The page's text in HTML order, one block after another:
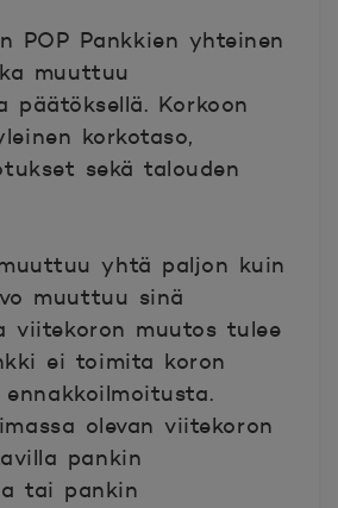
POP Pankkien yhteinen
muuttuu
päätöksellä. Korkoon
korkotaso,
sekä talouden
yhtä paljon kuin
muuttuu sinä
viitekoron muutos tulee
ei toimita koron
olevan viitekoron
pankin
tai pankin